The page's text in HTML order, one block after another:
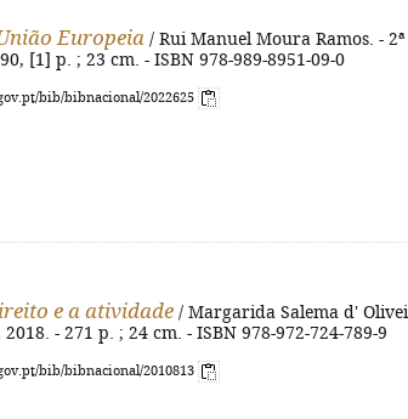
Europeia / Rui Manuel Moura Ramos. - 2ª
[1] p. ; 23 cm. - ISBN 978-989-8951-09-0
bib/bibnacional/2022625
e a atividade / Margarida Salema d'
- 271 p. ; 24 cm. - ISBN 978-972-724-789-9
bib/bibnacional/2010813